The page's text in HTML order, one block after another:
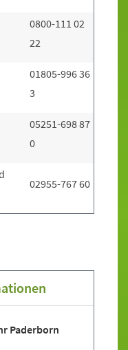
0800-111 02
22
01805-996 36
3
05251-698 87
0
02955-767 60
Paderborn